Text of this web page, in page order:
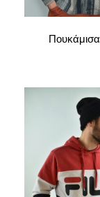
Πουκάμισα